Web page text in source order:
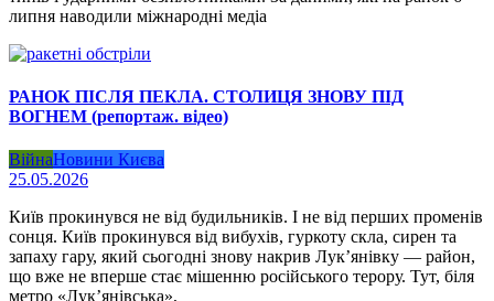
липня наводили міжнародні медіа
РАНОК ПІСЛЯ ПЕКЛА. СТОЛИЦЯ ЗНОВУ ПІД
ВОГНЕМ (репортаж. відео)
ВійнаНовини Києва
25.05.2026
Київ прокинувся не від будильників. І не від перших променів
сонця. Київ прокинувся від вибухів, гуркоту скла, сирен та
запаху гару, який сьогодні знову накрив Лук’янівку — район,
що вже не вперше стає мішенню російського терору. Тут, біля
метро «Лук’янівська»,